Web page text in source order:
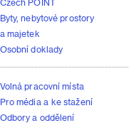
Czech POINT
Byty, nebytové prostory
a majetek
Osobní doklady
Volná pracovní místa
Pro média a ke stažení
Odbory a oddělení